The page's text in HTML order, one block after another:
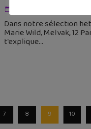
Dans notre sélection
Marie Wild, Melvak, 12
t'explique
7 8 9 10